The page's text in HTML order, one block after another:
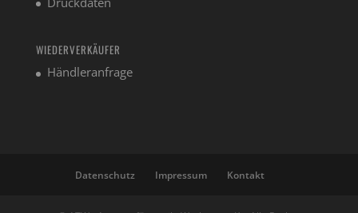
WIEDERVERKÄUFER
Händleranfrage
Datenschutz Impressum Kontakt